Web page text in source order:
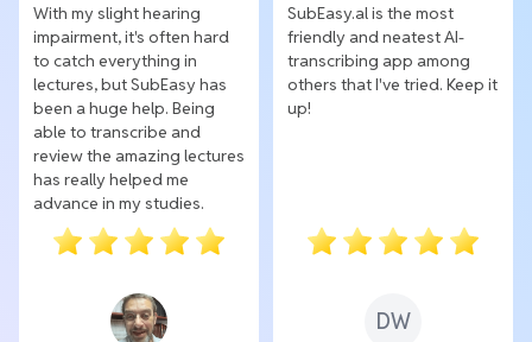
With my slight hearing
impairment, it's often hard
to catch everything in
lectures, but SubEasy has
been a huge help. Being
able to transcribe and
review the amazing lectures
has really helped me
advance in my studies.
SubEasy.al is the most
friendly and neatest AI-
transcribing app among
others that I've tried. Keep it
up!
DW